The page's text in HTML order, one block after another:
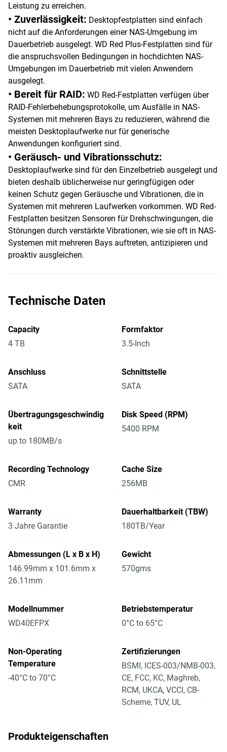
Leistung zu erreichen.
• Zuverlässigkeit: Desktopfestplatten sind einfach
nicht auf die Anforderungen einer NAS-Umgebung im
Dauerbetrieb ausgelegt. WD Red Plus-Festplatten sind für
die anspruchsvollen Bedingungen in hochdichten NAS-
Umgebungen im Dauerbetrieb mit vielen Anwendern
ausgelegt.
• Bereit für RAID: WD Red-Festplatten verfügen über
RAID-Fehlerbehebungsprotokolle, um Ausfälle in NAS-
Systemen mit mehreren Bays zu reduzieren, während die
meisten Desktoplaufwerke nur für generische
Anwendungen konfiguriert sind.
• Geräusch- und Vibrationsschutz:
Desktoplaufwerke sind für den Einzelbetrieb ausgelegt und
bieten deshalb üblicherweise nur geringfügigen oder
keinen Schutz gegen Geräusche und Vibrationen, die in
Systemen mit mehreren Laufwerken vorkommen. WD Red-
Festplatten besitzen Sensoren für Drehschwingungen, die
Störungen durch verstärkte Vibrationen, wie sie oft in NAS-
Systemen mit mehreren Bays auftreten, antizipieren und
proaktiv ausgleichen.
Technische Daten
Capacity
4 TB
Formfaktor
3.5-Inch
Anschluss
SATA
Schnittstelle
SATA
Übertragungsgeschwindig
keit
up to 180MB/s
Disk Speed (RPM)
5400 RPM
Recording Technology
CMR
Cache Size
256MB
Warranty
3 Jahre Garantie
Dauerhaltbarkeit (TBW)
180TB/Year
Abmessungen (L x B x H)
146.99mm x 101.6mm x
26.11mm
Gewicht
570gms
Modellnummer
WD40EFPX
Betriebstemperatur
0°C to 65°C
Non-Operating
Temperature
-40°C to 70°C
Zertifizierungen
BSMI, ICES-003/NMB-003,
CE, FCC, KC, Maghreb,
RCM, UKCA, VCCI, CB-
Scheme, TUV, UL
Produkteigenschaften